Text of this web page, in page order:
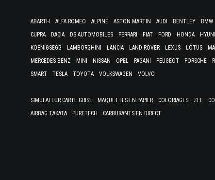
ABARTH ALFA ROMEO ALPINE ASTON MARTIN AUDI BENTLEY BMW
CUPRA
DACIA DS AUTOMOBILES FERRARI FIAT FORD HONDA
KOENIGSEGG
LAMBORGHINI LANCIA LAND ROVER LEXUS LOTUS
MERCEDES-BENZ
MINI NISSAN OPEL PAGANI PEUGEOT PORSCHE
SMART
TESLA TOYOTA VOLKSWAGEN VOLVO
SIMULATEUR CARTE GRISE MAQUETTES EN PAPIER COLORIAGES ZFE
AIRBAG TAKATA
PURETECH CARBURANTS EN DIRECT